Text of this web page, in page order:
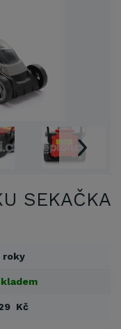
SEKAČKA
roky
Kč